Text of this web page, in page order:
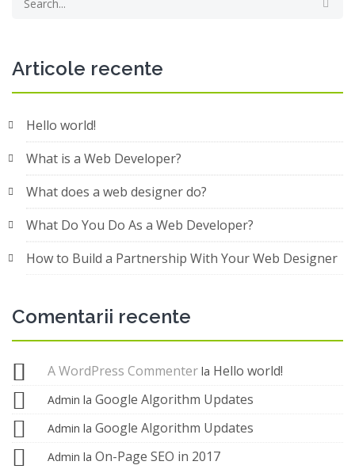
Articole recente
Hello world!
What is a Web Developer?
What does a web designer do?
What Do You Do As a Web Developer?
How to Build a Partnership With Your Web Designer
Comentarii recente
A WordPress Commenter la Hello world!
Admin la Google Algorithm Updates
Admin la Google Algorithm Updates
Admin la On-Page SEO in 2017